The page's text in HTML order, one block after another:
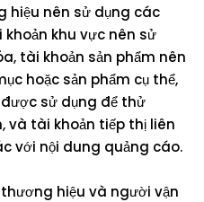
hiệu nên sử dụng các
khu vực nên sử
tài khoản sản phẩm nên
hoặc sản phẩm cụ thể,
sử dụng để thử
và tài khoản tiếp thị liên
với nội dung quảng cáo.
hiệu và người vận